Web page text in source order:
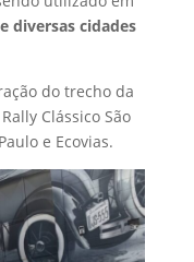
diversas cidades
do trecho da
Clássico São
e Ecovias.